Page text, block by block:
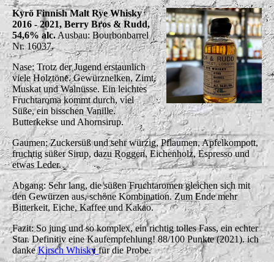
Kyrö Finnish Malt Rye Whisky
2016 - 2021, Berry Bros & Rudd,
54,6% alc.Ausbau: Bourbonbarrel
Nr. 16037.
Nase: Trotz der Jugend erstaunlich
viele Holztöne. Gewürznelken, Zimt,
Muskat und Walnüsse. Ein leichtes
Fruchtaroma kommt durch, viel
Süße, ein bisschen Vanille.
Butterkekse und Ahornsirup.
Gaumen: Zuckersüß und sehr würzig, Pflaumen, Apfelkompott,
fruchtig süßer Sirup, dazu Roggen, Eichenholz, Espresso und
etwas Leder.
Abgang: Sehr lang, die süßen Fruchtaromen gleichen sich mit
den Gewürzen aus, schöne Kombination. Zum Ende mehr
Bitterkeit, Eiche, Kaffee und Kakao.
Fazit: So jung und so komplex, ein richtig tolles Fass, ein echter
Star. Definitiv eine Kaufempfehlung! 88/100 Punkte (2021). ich
dankeKirsch Whiskyfür die Probe.